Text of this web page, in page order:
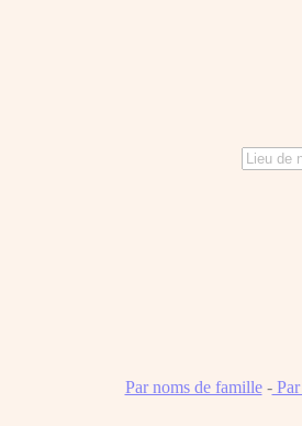
Par noms de famille-Par